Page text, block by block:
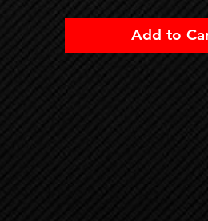
Add to